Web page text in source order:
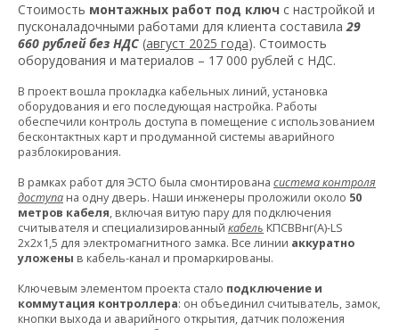
Стоимость монтажных работ под ключ с настройкой и
пусконаладочными работами для клиента составила29
660 рублей без НДС (август 2025 года). Стоимость
оборудования и материалов – 17 000 рублей с НДС.
В проект вошла прокладка кабельных линий, установка
оборудования и его последующая настройка. Работы
обеспечили контроль доступа в помещение с использованием
бесконтактных карт и продуманной системы аварийного
разблокирования.
В рамках работ для ЭСТО была смонтирована система контроля
доступа на одну дверь. Наши инженеры проложили около 50
метров кабеля, включая витую пару для подключения
считывателя и специализированный кабель КПСВВнг(А)-LS
2х2х1,5 для электромагнитного замка. Все линии аккуратно
уложены в кабель-канал и промаркированы.
Ключевым элементом проекта стало подключение и
коммутация контроллера: он объединил считыватель, замок,
кнопки выхода и аварийного открытия, датчик положения